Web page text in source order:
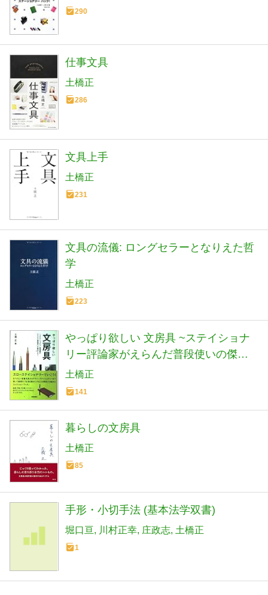
290
仕事文具
土橋正
286
文具上手
土橋正
231
文具の流儀: ロングセラーとなりえた哲
学
土橋正
223
やっぱり欲しい 文房具 ~ステイショナ
リー評論家がえらんだ普段使いの傑作
たち~
土橋正
141
暮らしの文房具
土橋正
85
手形・小切手法 (基本法学双書)
堀口亘 川村正幸 庄政志 土橋正
1